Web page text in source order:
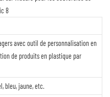
avec outil de personnalisation en
de produits en plastique par
bleu, jaune, etc.